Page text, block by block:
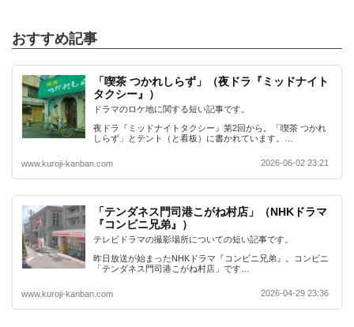
おすすめ記事
「喫茶 つかれしらず」（夜ドラ『ミッドナイト
タクシー』）
ドラマのロケ地に関する短い記事です。
夜ドラ『ミッドナイトタクシー』第2回から。「喫茶 つかれ
しらず」とテント（と看板）に書かれています。…
www.kuroji-kanban.com 2026-06-02 23:21
「テンダネス門司港こがね村店」（NHKドラマ
『コンビニ兄弟』）
テレビドラマの撮影場所についての短い記事です。
昨日放送が始まったNHKドラマ『コンビニ兄弟』。コンビニ
「テンダネス門司港こがね村店」です…
www.kuroji-kanban.com 2026-04-29 23:36